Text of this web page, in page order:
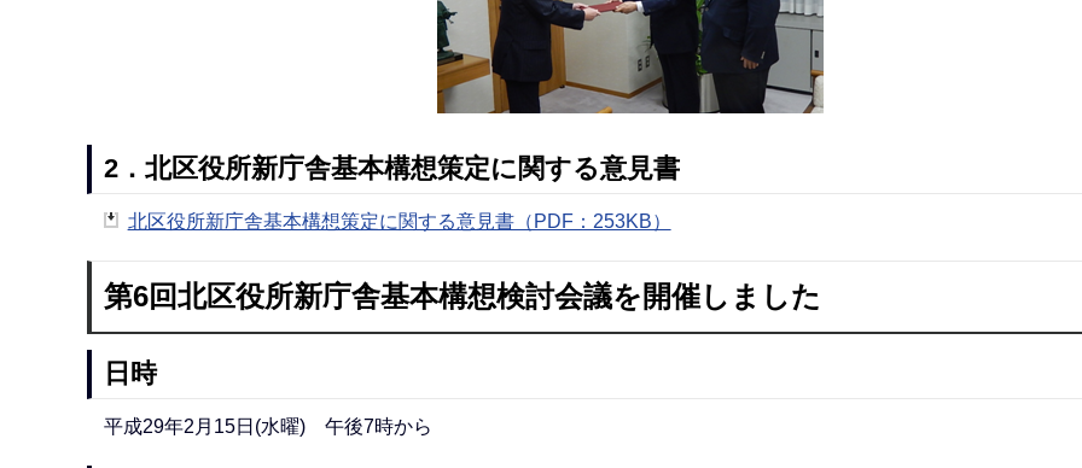
2．北区役所新庁舎基本構想策定に関する意見書
北区役所新庁舎基本構想策定に関する意見書（PDF：253KB）
第6回北区役所新庁舎基本構想検討会議を開催しました
日時
平成29年2月15日(水曜) 午後7時から